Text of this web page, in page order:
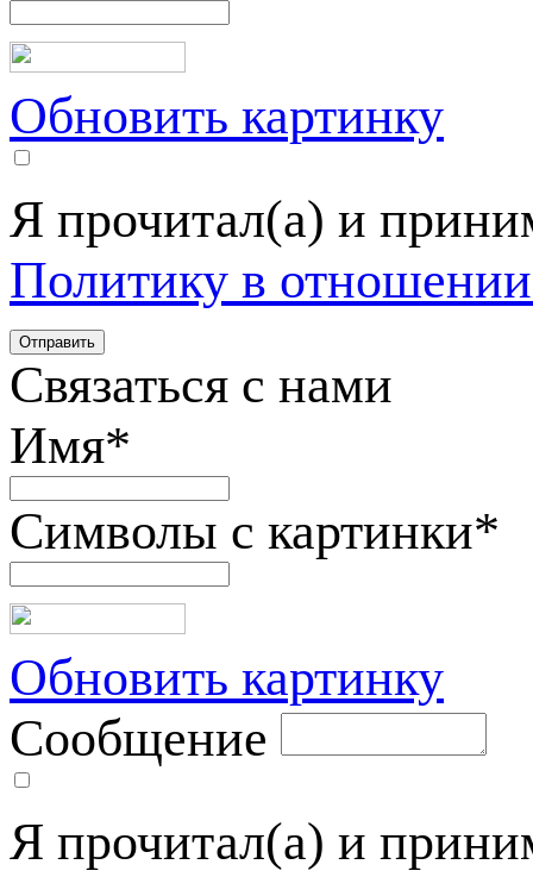
Обновить картинку
Я прочитал(а) и
Политику в
Связаться с нами
Имя*
Символы с картинки*
Обновить картинку
Сообщение
Я прочитал(а) и